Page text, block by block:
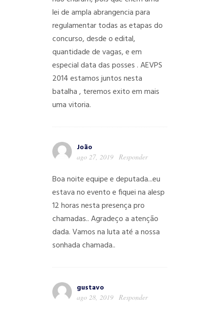
lei de ampla abrangencia para
regulamentar todas as etapas do
concurso, desde o edital,
quantidade de vagas, e em
especial data das posses . AEVPS
2014 estamos juntos nesta
batalha , teremos exito em mais
uma vitoria.
João
ago 27, 2019 Responder
Boa noite equipe e deputada...eu
estava no evento e fiquei na alesp
12 horas nesta presença pro
chamadas.. Agradeço a atenção
dada. Vamos na luta até a nossa
sonhada chamada..
gustavo
ago 28, 2019 Responder